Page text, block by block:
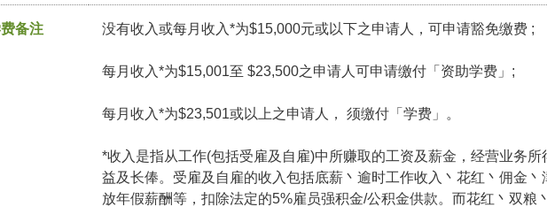
备注 没有收入或每月收入*为$15,000元或以下之申请人，可申请豁免缴费 ;
每月收入*为$15,001至 $23,500之申请人可申请缴付「资助学费」;
每月收入*为$23,501或以上之申请人， 须缴付「学费」。
*收入是指从工作(包括受雇及自雇)中所赚取的工资及薪金，经营业务所
益及长俸。受雇及自雇的收入包括底薪丶逾时工作收入丶花红丶佣金丶
放年假薪酬等，扣除法定的5%雇员强积金/公积金供款。而花红丶双粮